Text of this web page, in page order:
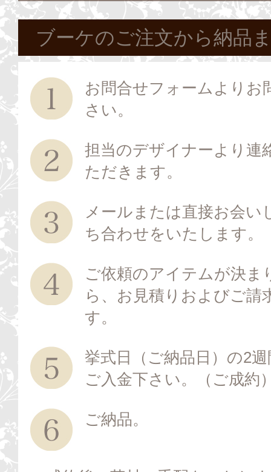
ブーケのご注文から納品
お問合せフォームよりお
さい。
担当のデザイナーより連
ただきます。
メールまたは直接お会い
ち合わせをいたします。
ご依頼のアイテムが決ま
ら、お見積りおよびご請
す。
挙式日（ご納品日）の2
ご入金下さい。（ご成約
ご納品。